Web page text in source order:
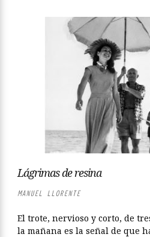
Lágrimas de resina
MANUEL LLORENTE
El trote, nervioso y corto, de
la mañana es la señal de que